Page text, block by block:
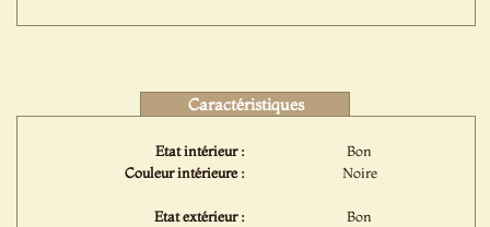
Caractéristiques
Etat intérieur :
Bon
Couleur intérieure :
Noire
Etat extérieur :
Bon